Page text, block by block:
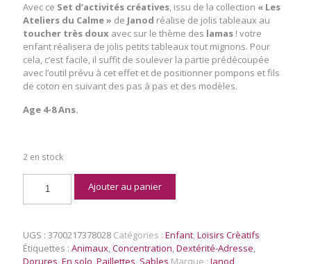
Avec ce Set d’activités créatives, issu de la collection « Les
Ateliers du Calme » de Janod réalise de jolis tableaux au
toucher très doux avec sur le thème des lamas ! votre
enfant réalisera de jolis petits tableaux tout mignons. Pour
cela, c’est facile, il suffit de soulever la partie prédécoupée
avec l’outil prévu à cet effet et de positionner pompons et fils
de coton en suivant des pas à pas et des modèles.
Age 4-8 Ans.
2 en stock
Set
Pompons
Lamas
Ajouter au panier
UGS : 3700217378028 Catégories : Enfant,Loisirs Crèatifs
Étiquettes : Animaux,Concentration,Dextérité-Adresse,
Dorures,En solo,Paillettes, Sables Marque : Janod